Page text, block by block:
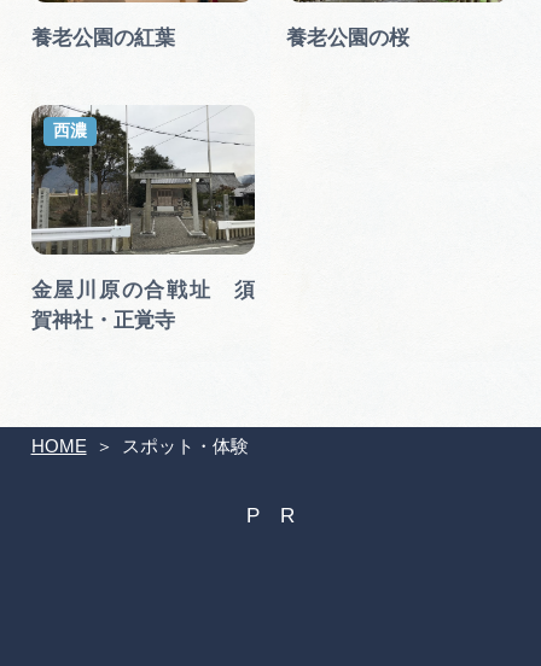
HOME スポット・体験
養老公園の紅葉 養老公園の桜
金屋川原の合戦址 須
賀神社・正覚寺
西濃